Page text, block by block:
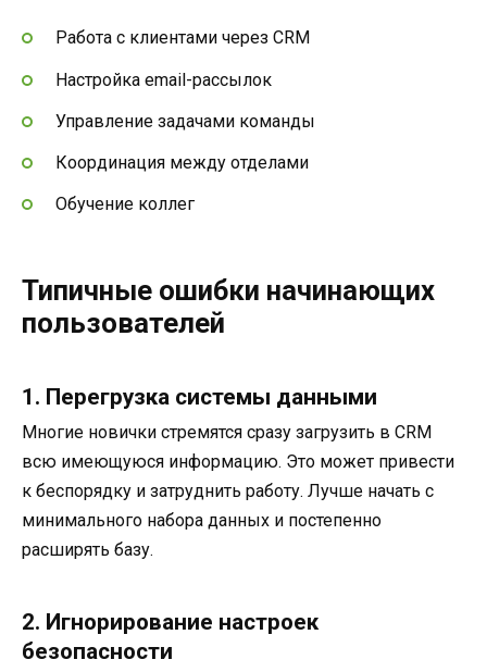
Работа с клиентами через CRM
Настройка email-рассылок
Управление задачами команды
Координация между отделами
Обучение коллег
Типичные ошибки начинающих
пользователей
1. Перегрузка системы данными
Многие новички стремятся сразу загрузить в CRM
всю имеющуюся информацию. Это может привести
к беспорядку и затруднить работу. Лучше начать с
минимального набора данных и постепенно
расширять базу.
2. Игнорирование настроек
безопасности